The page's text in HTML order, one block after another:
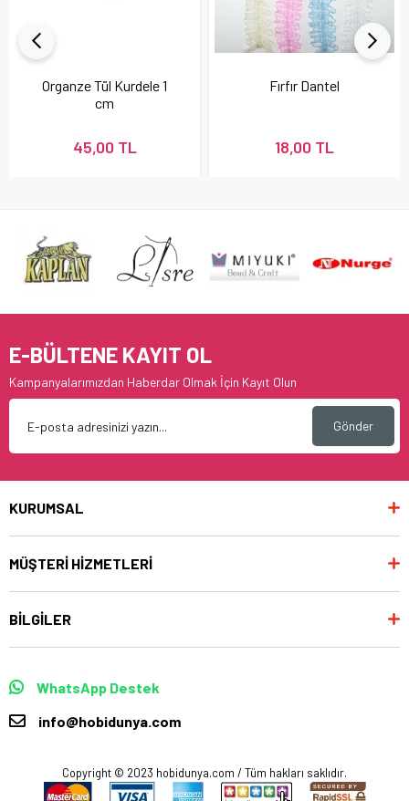
Organze Tül Kurdele 1
cm
45,00 TL
Fırfır Dantel
18,00 TL
E-BÜLTENE KAYIT OL
Kampanyalarımızdan Haberdar Olmak İçin Kayıt Olun
Gönder
KURUMSAL
MÜŞTERİ HİZMETLERİ
BİLGİLER
WhatsApp Destek
info@hobidunya.com
Copyright © 2023 hobidunya.com / Tüm hakları saklıdır.